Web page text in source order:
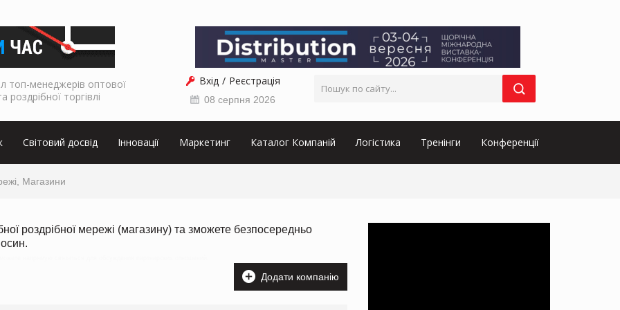
топ-менеджерів оптової
роздрібної торгівлі
Вхід Реєстрація
08 серпня 2026
Світовий досвід Інновації Маркетинг Каталог Компаній Логістика Тренінги Конференції
Магазини
роздрібної мережі (магазину) та зможете безпосередньо
Додати компанію